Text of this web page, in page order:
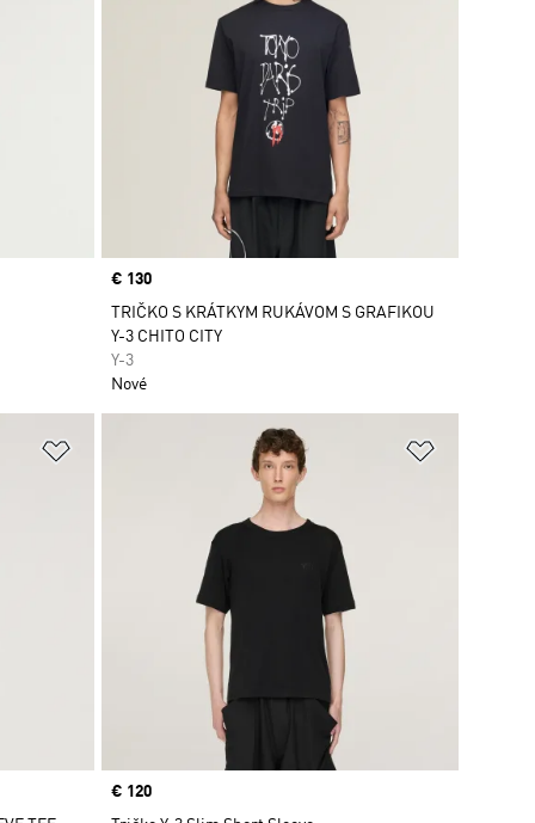
Price
€ 130
TRIČKO S KRÁTKYM RUKÁVOM S GRAFIKOU
Y-3 CHITO CITY
Y-3
Nové
Pridať do zoznamu želaných položiek
Price
€ 120